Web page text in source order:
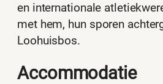
en internationale
met hem, hun sporen
Loohuisbos.
Accommodatie